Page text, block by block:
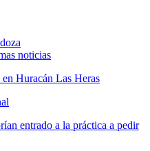
noticias
Huracán Las Heras
entrado a la práctica a pedir